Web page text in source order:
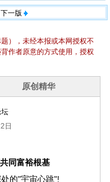
下一版